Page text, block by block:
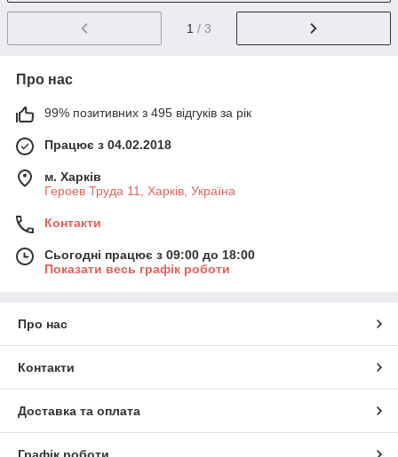
1 / 3
Про нас
99% позитивних з 495 відгуків за рік
Працює з 04.02.2018
м. Харків
Героев Труда 11, Харків, Україна
Контакти
Сьогодні працює з 09:00 до 18:00
Показати весь графік роботи
Про нас
Контакти
Доставка та оплата